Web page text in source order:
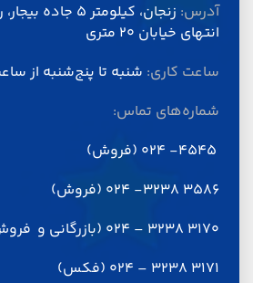
آدرس:
زنجان، کیلومتر 5
انتهای خیابان 20 متری
ساعت کاری: شنبه تا پنج‌شنبه از ساعت 8
شماره‌های تماس:
3586 3238- 024 (فروش)
3170 3238 – 024 (بازرگانی و فروش)
3171 3238 – 024 (فکس)